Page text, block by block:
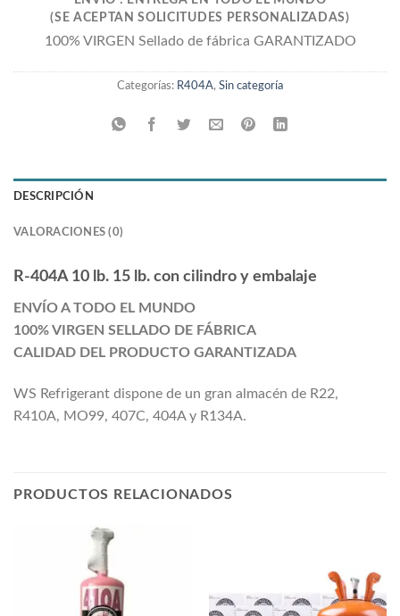
(SE ACEPTAN SOLICITUDES PERSONALIZADAS)
100% VIRGEN Sellado de fábrica GARANTIZADO
Categorías: R404A, Sin categoría
DESCRIPCIÓN
VALORACIONES (0)
R-404A 10 lb. 15 lb. con cilindro y embalaje
ENVÍO A TODO EL MUNDO
100% VIRGEN SELLADO DE FÁBRICA
CALIDAD DEL PRODUCTO GARANTIZADA
WS Refrigerant dispone de un gran almacén de R22,
R410A, MO99, 407C, 404A y R134A.
PRODUCTOS RELACIONADOS